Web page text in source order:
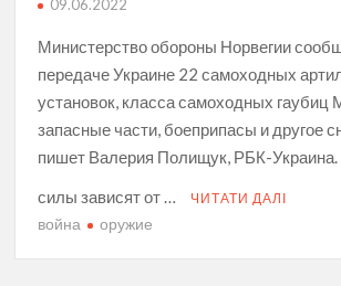
09.06.2022
Министерство обороны Норвегии
передаче Украине 22 самоходных
установок, класса самоходных гаубиц
запасные части, боеприпасы и другое
пишет Валерия Полищук, РБК-Украина.
силы зависят от …
ЧИТАТИ ДАЛІ
война оружие